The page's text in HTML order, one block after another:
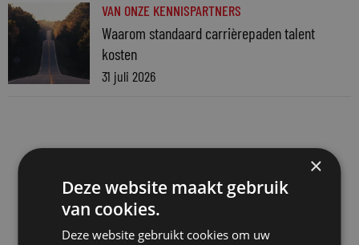
VAN ONZE KENNISPARTNERS
Waarom standaard carrièrepaden talent
kosten
31 juli 2026
×
Deze website maakt gebruik
van cookies.
Deze website gebruikt cookies om uw